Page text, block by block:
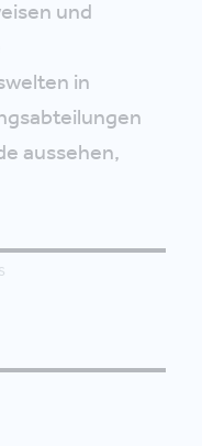
und
in
aussehen,